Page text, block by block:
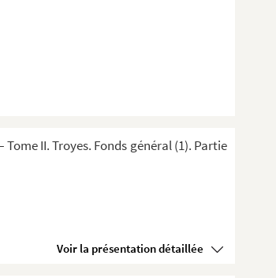
II. Troyes. Fonds général (1). Partie
Voir la présentation détaillée